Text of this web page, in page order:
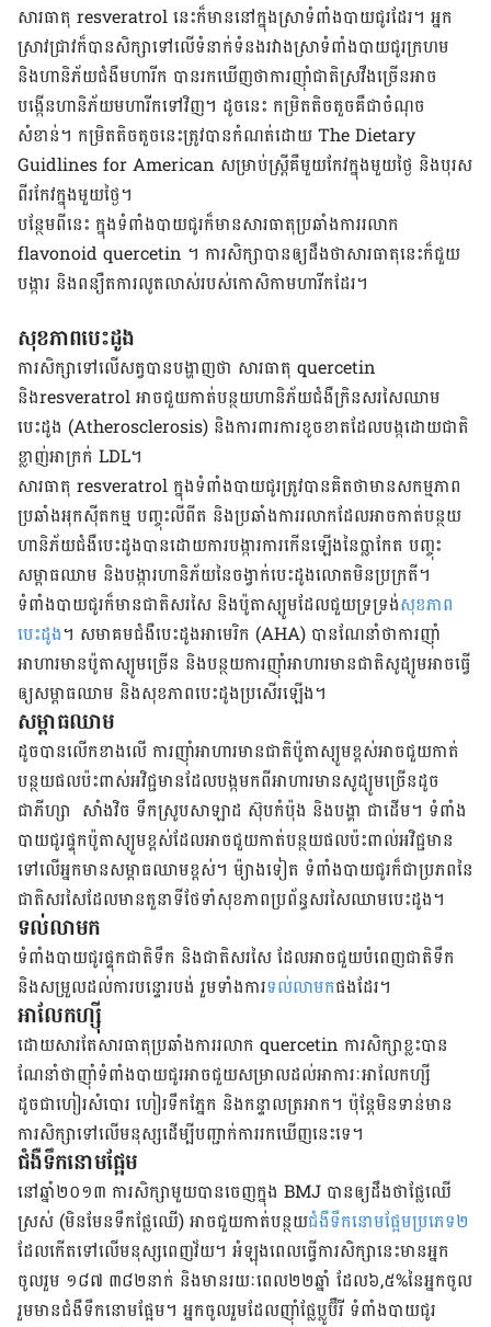
សារធាតុ resveratrolនេះ​ក៏​មាន​នៅ​ក្នុង​ស្រាទំពាំងបាយជូរដែរ។ អ្នក
ស្រាវជ្រាវ​ក៏បាន​សិក្សា​ទៅ​លើ​ទំនាក់ទំនង​រវាង​ស្រាទំពាំងបាយជូរ​ក្រហម
និង​ហានិភ័យ​ជំងឺមហារីក ​បាន​រកឃើញ​ថា​ការ​ញ៉ាំ​ជាតិ​ស្រវឹងច្រើន​អាច​
បង្កើន​ហានិភ័យ​មហារីក​ទៅវិញ។ ដូចនេះ កម្រិត​តិចតួច​គឺជា​ចំណុច​
សំខាន់។ កម្រិត​តិចតួច​នេះ​ត្រូវ​បាន​កំណត់​ដោយ​The Dietary
Guidlines for American​​ សម្រាប់​ស្ត្រី​គឺ​មួយ​កែវ​ក្នុង​មួយថ្ងៃ និង​បុរស​
ពីរកែវ​ក្នុង​មួយថ្ងៃ។
បន្ថែមពីនេះ ក្នុង​ទំពាំងបាយជូរ​ក៏​មាន​សារធាតុ​ប្រឆាំង​ការ​រលាក​
flavonoid quercetin ។ ការសិក្សា​បាន​ឲ្យដឹង​ថា​សារធាតុ​នេះ​ក៏​ជួយ​
បង្ការ និង​ពន្យឺត​ការ​លូតលាស់​របស់​កោសិកា​មហារីក​ដែរ។
សុខភាព​បេះដូង
ការសិក្សា​ទៅ​លើ​សត្វ​បាន​បង្ហាញ​ថា សារធាតុ quercetin
និងresveratrolអាច​ជួយ​កាត់​បន្ថយ​ហានិភ័យ​ជំងឺក្រិន​សរសៃ​ឈាម​
បេះដូង (Atherosclerosis) និង​ការពារ​ការ​ខូចខាត​ដែល​បង្ក​ដោយ​ជាតិ​
ខ្លាញ់​អាក្រក់ LDL។
សារធាតុ resveratrol ក្នុង​ទំពាំងបាយជូរ​ត្រូវ​បាន​គិត​ថា​មាន​សកម្មភាព​
ប្រឆាំង​អុកស៊ីតកម្ម បញ្ចុះ​លីពីត និង​ប្រឆាំង​ការ​រលាក​ដែល​អាច​កាត់បន្ថយ​
ហានិភ័យ​ជំងឺ​បេះដូង​បាន​ដោយ​ការ​បង្ការ​ការ​កើនឡើង​នៃ​ប្លាកែត​ បញ្ចុះ​
សម្ពាធ​ឈាម និង​បង្ការ​ហានិភ័យ​នៃ​ចង្វាក់​បេះដូង​លោត​មិន​ប្រក្រតី។
ទំពាំងបាយជូរ​ក៏​មាន​ជាតិ​សរសៃ និង​ប៉ូតាស្យូម​ដែល​ជួយ​ទ្រទ្រង់​សុខភាព​
បេះដូង។ សមាគម​ជំងឺ​បេះដូង​អាមេរិក (AHA) បាន​ណែនាំ​ថា​ការញ៉ាំ​
អាហារ​មាន​ប៉ូតាស្យូម​ច្រើន​ និង​បន្ថយ​ការ​ញ៉ាំ​អាហារ​មាន​ជាតិ​សូដ្យូម​អាច​ធ្វើ
ឲ្យ​​សម្ពាធ​ឈាម និង​សុខភាព​បេះដូងប្រសើរឡើង។
សម្ពាធ​ឈាម
ដូច​បាន​លើក​ខាងលើ ការ​ញ៉ាំ​អាហារ​មាន​ជាតិ​ប៉ូតាស្យូម​ខ្ពស់​អាច​ជួយ​កាត់
បន្ថយ​ផលប៉ះពាស់​អវិជ្ជមាន​ដែល​បង្ក​មកពី​អាហារ​មាន​សូដ្យូម​ច្រើនដូច
ជាភីហ្សា សាំងវិច ទឹកស្រូបសាឡាដ ស៊ុបកំប៉ុង និងបង្គា ជាដើម​។ ទំពាំង
បាយជូរ​ផ្ទុក​ប៉ូតាស្យូម​ខ្ពស់​ដែល​អាច​ជួយ​កាត់​បន្ថយ​ផល​ប៉ះពាល់​អវិជ្ជមាន​
ទៅ​លើ​អ្នក​មាន​សម្ពាធ​ឈាម​ខ្ពស់។ ម៉្យាងទៀត ទំពាំងបាយជូរ​ក៏​ជា​ប្រភពនៃ​
ជាតិ​សរសៃ​ដែល​មាន​តួនាទី​ថែទាំ​សុខភាព​ប្រព័ន្ធ​សរសៃឈាម​បេះដូង។
ទល់លាមក
ទំពាំងបាយជូរ​ផ្ទុក​ជាតិទឹក និងជាតិសរសៃ ដែលអាចជួយ​បំពេញ​ជាតិទឹក
និងសម្រួល​ដល់​ការ​បន្ទោរ​បង់ រួមទាំងការ​ទល់លាមកផងដែរ។
អាលែកហ្ស៊ី
ដោយសារតែ​សារធាតុ​ប្រឆាំង​ការ​រលាក quercetin ការសិក្សា​ខ្លះ​បាន​
ណែនាំ​ថា​ញ៉ាំ​ទំពាំងបាយជូរ​អាច​ជួយ​សម្រាល​ដល់​អាការៈ​អាលែកហ្សី
ដូចជា​ហៀរសំបោរ ហៀរទឹកភ្នែក និងកន្ទាលត្រអាក។ ប៉ុន្តែមិនទាន់​មាន​
ការ​សិក្សា​ទៅលើ​មនុស្ស​ដើម្បី​បញ្ជាក់​ការ​រកឃើញនេះទេ។
ជំងឺ​ទឹកនោមផ្អែម
នៅឆ្នាំ២០១៣ ការសិក្សា​មួយ​បាន​ចេញ​ក្នុង BMJ បាន​ឲ្យ​ដឹង​ថា​ផ្លែឈើ
ស្រស់​ (មិនមែន​ទឹកផ្លែឈើ)អាច​ជួយ​កាត់​បន្ថយ​ជំងឺ​ទឹកនោមផ្អែម​ប្រភេទ​២
ដែល​កើត​ទៅ​លើ​មនុស្ស​ពេញ​វ័យ។ អំឡុងពេល​ធ្វើ​ការ​សិក្សា​នេះ​មាន​អ្នក​
ចូលរួម​ ១៨៧ ៣៨២នាក់ និង​មាន​រយៈពេល​២២​ឆ្នាំ​ ដែល​៦,៥%​នៃ​អ្នក​ចូល
រួម​មាន​ជំងឺ​ទឹក​នោម​ផ្អែម។ ​អ្នក​ចូលរួម​ដែល​ញ៉ាំ​ផ្លែប្លូប៊ឺរី ទំពាំងបាយជូរ